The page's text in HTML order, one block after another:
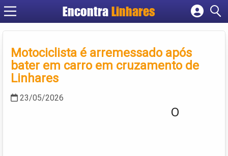
EncontraLinhares
Cadastrar empresa
Criar conta
Motociclista é arremessado após
bater em carro em cruzamento de
Linhares
23/05/2026
O